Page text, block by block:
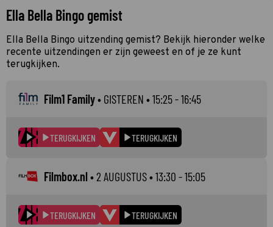
Ella Bella Bingo gemist
Ella Bella Bingo uitzending gemist? Bekijk hieronder welke
recente uitzendingen er zijn geweest en of je ze kunt
terugkijken.
Film1 Family• GISTEREN • 15:25 - 16:45
TERUGKIJKEN TERUGKIJKEN
Filmbox.nl •2 AUGUSTUS• 13:30 - 15:05
TERUGKIJKEN TERUGKIJKEN